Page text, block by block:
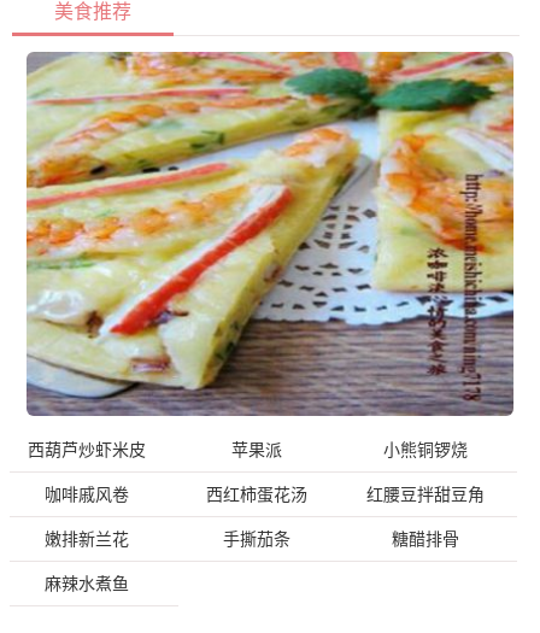
美食推荐
西葫芦炒虾米皮 苹果派 小熊铜锣烧
咖啡戚风卷 西红柿蛋花汤 红腰豆拌甜豆角
嫩排新兰花 手撕茄条 糖醋排骨
麻辣水煮鱼